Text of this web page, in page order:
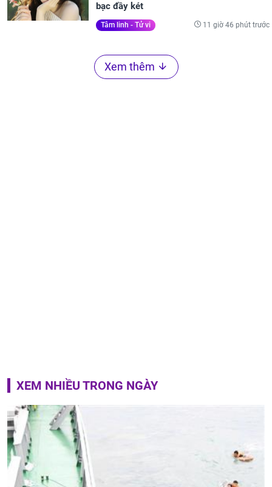
bạc đầy két
Tâm linh - Tử vi 11 giờ 46 phút trước
Xem thêm
XEM NHIỀU TRONG NGÀY